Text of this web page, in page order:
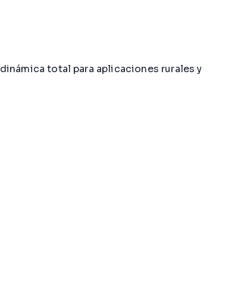
total para aplicaciones rurales y